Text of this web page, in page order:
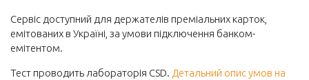
Сервіс доступний для держателів преміальних карток,
емітованих в Україні, за умови підключення банком-
емітентом.
Тест проводить лабораторія CSD. Детальний опис умов на